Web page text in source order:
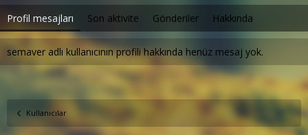
Profil mesajları Son aktivite Gönderiler Hakkında
semaver adlı kullanıcının profili hakkında henüz mesaj yok.
Kullanıcılar